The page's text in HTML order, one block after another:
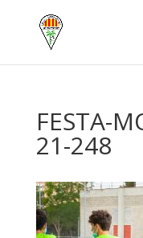
FESTA-
21-248